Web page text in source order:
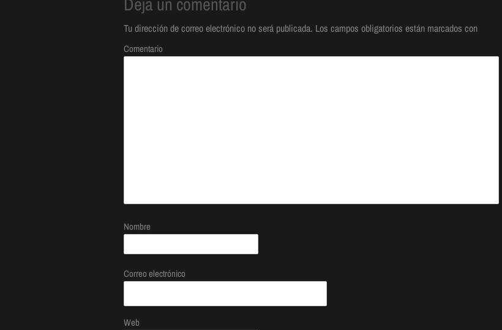
Tu dirección de correo electrónico no será publicada. Los campos obligatorios están marcados con
Comentario
Nombre
Correo electrónico
Web